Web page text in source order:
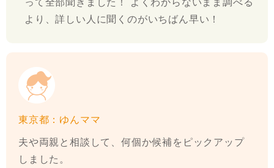
より、詳しい人に聞くのがいちばん早い！
東京都：ゆんママ
夫や両親と相談して、何個か候補をピックアップ
しました。